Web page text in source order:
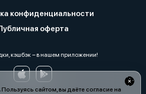
Пользуясь сайтом, вы даёте согласие на
конфиденциальности
оферта
кэшбэк − в нашем приложении!